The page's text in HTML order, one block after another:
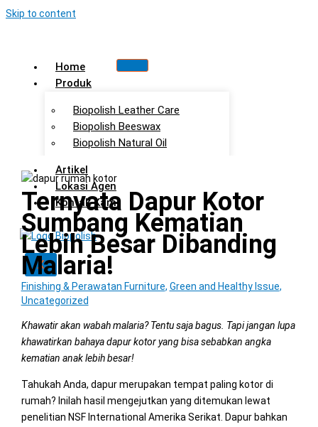
Skip to content
Home
Produk
Biopolish Leather Care
Biopolish Beeswax
Biopolish Natural Oil
Artikel
Lokasi Agen
Kontak Kami
X
Ternyata Dapur Kotor
Sumbang Kematian
Lebih Besar Dibanding
Malaria!
Finishing & Perawatan Furniture, Green and Healthy Issue,
Uncategorized
Khawatir akan wabah malaria? Tentu saja bagus. Tapi jangan lupa
khawatirkan bahaya dapur kotor yang bisa sebabkan angka
kematian anak lebih besar!
Tahukah Anda, dapur merupakan tempat paling kotor di
rumah? Inilah hasil mengejutkan yang ditemukan lewat
penelitian NSF International Amerika Serikat. Dapur bahkan